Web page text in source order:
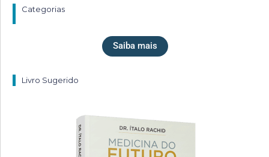
Categorias
Saiba mais
Livro Sugerido